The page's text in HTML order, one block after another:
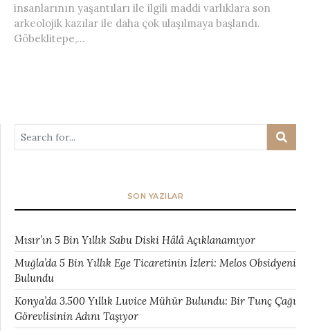
insanlarının yaşantıları ile ilgili maddi varlıklara son
arkeolojik kazılar ile daha çok ulaşılmaya başlandı.
Göbeklitepe,...
SON YAZILAR
Mısır’ın 5 Bin Yıllık Sabu Diski Hâlâ Açıklanamıyor
Muğla’da 5 Bin Yıllık Ege Ticaretinin İzleri: Melos Obsidyeni
Bulundu
Konya’da 3.500 Yıllık Luvice Mühür Bulundu: Bir Tunç Çağı
Görevlisinin Adını Taşıyor